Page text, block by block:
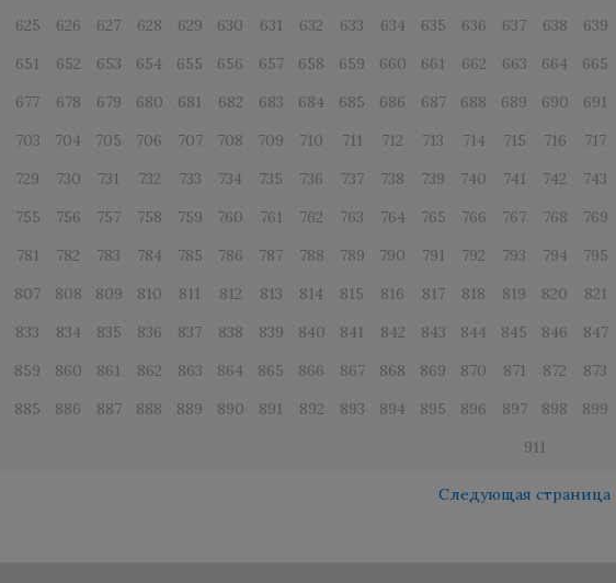
625
626 627 628 629 630 631 632 633 634 635 636 637 638 639
651
652 653 654 655 656 657 658 659 660 661 662 663 664 665
677
678 679 680 681 682 683 684 685 686 687 688 689 690 691
703
704 705 706 707 708 709 710 711 712 713 714 715 716 717
729
730 731 732 733 734 735 736 737 738 739 740 741 742 743
755
756 757 758 759 760 761 762 763 764 765 766 767 768 769
781
782 783 784 785 786 787 788 789 790 791 792 793 794 795
807
808 809 810 811 812 813 814 815 816 817 818 819 820 821
833
834 835 836 837 838 839 840 841 842 843 844 845 846 847
859
860 861 862 863 864 865 866 867 868 869 870 871 872 873
885
886 887 888 889 890 891 892 893 894 895 896 897 898 899
911
Следующая страница